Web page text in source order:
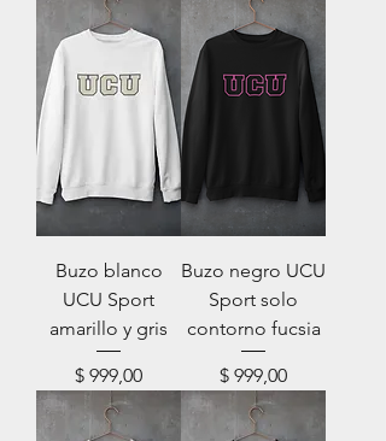
Buzo blanco
UCU Sport
amarillo y gris
Precio
$ 999,00
Buzo negro UCU
Sport solo
contorno fucsia
Precio
$ 999,00